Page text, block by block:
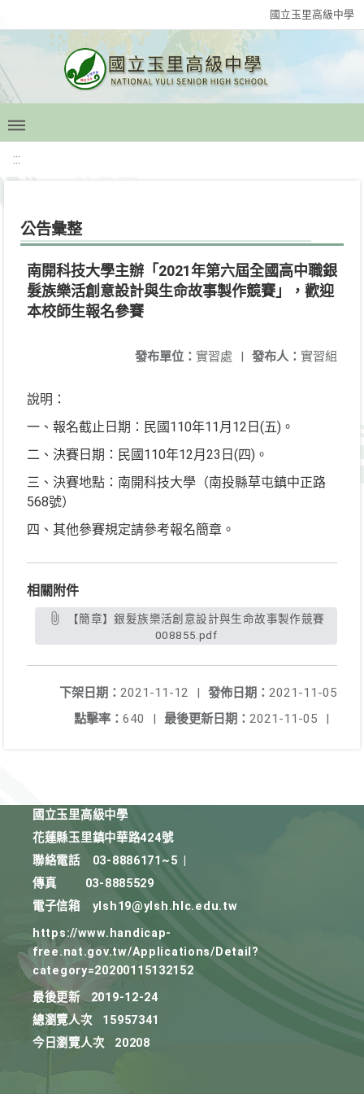
國立玉里高級中學
:::
公告彙整
南開科技大學主辦「2021年第六屆全國高中職銀
髮族樂活創意設計與生命故事製作競賽」，歡迎
本校師生報名參賽
發布人： 實習組
發布單位： 實習處 |
說明：
一、報名截止日期：民國110年11月12日(五)。
二、決賽日期：民國110年12月23日(四)。
三、決賽地點：南開科技大學（南投縣草屯鎮中正路
568號）
四、其他參賽規定請參考報名簡章。
相關附件
008855.pdf
發佈日期： 2021-11-05
下架日期： 2021-11-12
|
最後更新日期： 2021-11-05 |
點擊率： 640 |
國立玉里高級中學
花蓮縣玉里鎮中華路424號
聯絡電話
03-8886171~5
傳真
03-8885529
電子信箱
ylsh19@ylsh.hlc.edu.tw
https://www.handicap-
free.nat.gov.tw/Applications/Detail?
category=20200115132152
最後更新
2019-12-24
總瀏覽人次
15957341
今日瀏覽人次
20208